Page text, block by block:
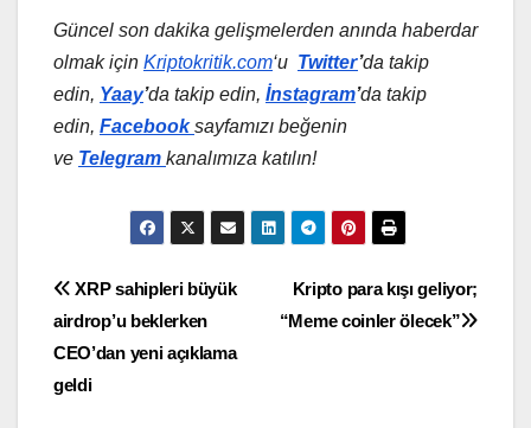
Güncel son dakika gelişmelerden anında haberdar
olmak için Kriptokritik.com‘u Twitter’da takip
edin, Yaay’da takip edin, İnstagram’da takip
edin, Facebook sayfamızı beğenin
ve Telegram kanalımıza katılın!
Yazı
gezinmesi
Kripto para kışı geliyor;
“Meme coinler ölecek”
XRP sahipleri büyük
airdrop’u beklerken
CEO’dan yeni açıklama
geldi